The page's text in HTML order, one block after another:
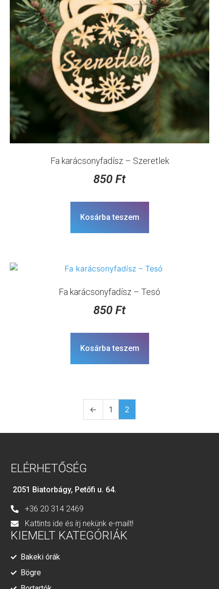
Fa karácsonyfadísz – Szeretlek
850 Ft
Kosárba teszem
Fa karácsonyfadísz – Tesó
850 Ft
Kosárba teszem
← 1 2
ELÉRHETŐSÉG
2051 Biatorbágy, Petőfi u. 64.
+36 20 314 2469
Kattints ide és írj nekünk e-mailt!
KIEMELT KATEGÓRIÁK
Bakeki órák
Bögre